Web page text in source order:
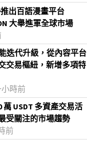
出百語漫畫平台
大舉進軍全球市場
迭代升級，從內容平台
交易樞紐，新增多項特
時前
萬 USDT 多資產交易活
受關注的市場趨勢
前